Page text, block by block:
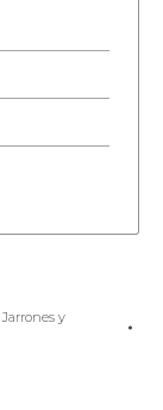
Jarrones y